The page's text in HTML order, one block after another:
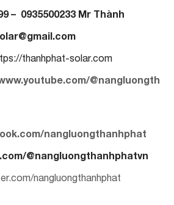
– 0935500233 Mr Thành
thanhphat-solar.com
@nangluongth
nangluongthanhphat
@nangluongthanhphatvn
nangluongthanhphat